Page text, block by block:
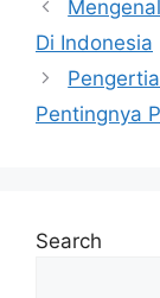
Di Indonesia
Pentingnya
Search